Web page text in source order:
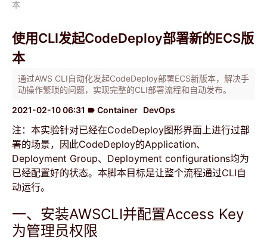
本
使用CLI发起CodeDeploy部署新的ECS版
本
通过AWS CLI自动化发起CodeDeploy部署ECS新版本，解决手
动操作繁琐的问题，实现完整的CLI部署流程和自动发布。
2021-02-10 06:31 label Container DevOps
注：本实验针对已经在CodeDeploy图形界面上进行过部
署的场景，因此CodeDeploy的Application、
Deployment Group、Deployment configurations均为
已经配置好的状态。本脚本目标是让整个流程通过CLI自
动运行。
一、安装AWSCLI并配置Access Key
为管理员权限